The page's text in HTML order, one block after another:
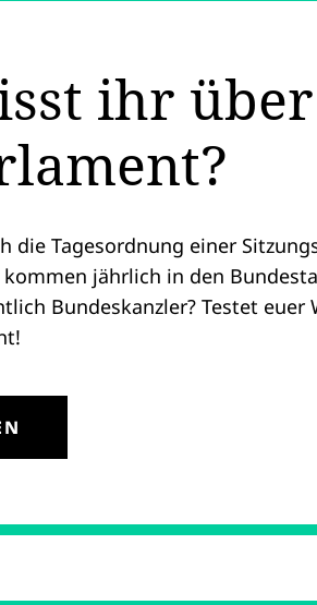
ihr über
die Tagesordnung einer
jährlich in den
Bundeskanzler? Testet euer